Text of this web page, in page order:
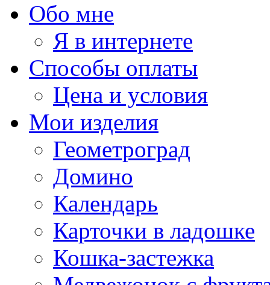
Обо мне
Я в интернете
Способы оплаты
Цена и условия
Мои изделия
Геометроград
Домино
Календарь
Карточки в ладошке
Кошка-застежка